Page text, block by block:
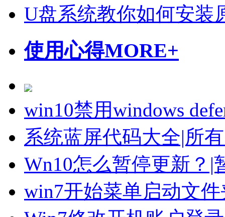
U盘系统教你如何安装
使用心得MORE+
win10禁用windows
系统蓝屏代码大全|所
Wn10怎么暂停更新？|
win7开始菜单启动文